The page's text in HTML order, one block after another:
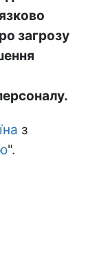
загрозу
з
".